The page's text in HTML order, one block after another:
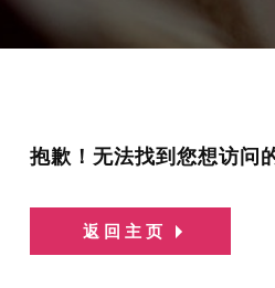
抱歉！无法找到您想访问
返回主页